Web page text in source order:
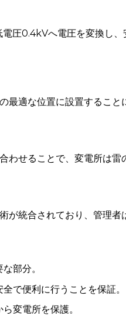
圧0.4kVへ電圧を変換し
最適な位置に設置するこ
わせることで、変電所は
が統合されており、管理者
部分。
全で便利に行うことを保証。
変電所を保護。